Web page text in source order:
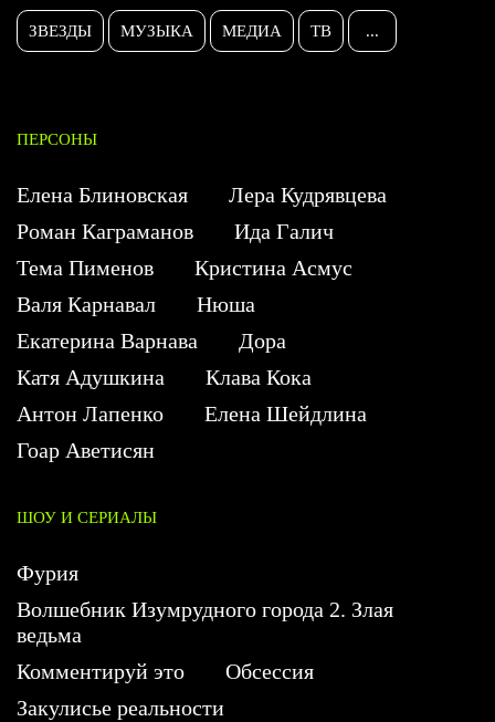
ЗВЕЗДЫ МУЗЫКА МЕДИА ТВ ...
ПЕРСОНЫ
Елена Блиновская
Лера Кудрявцева
Роман Каграманов
Ида Галич
Тема Пименов
Кристина Асмус
Валя Карнавал
Нюша
Екатерина Варнава
Дора
Катя Адушкина
Клава Кока
Антон Лапенко
Елена Шейдлина
Гоар Аветисян
ШОУ И СЕРИАЛЫ
Фурия
Волшебник Изумрудного города 2. Злая
ведьма
Комментируй это
Обсессия
Закулисье реальности